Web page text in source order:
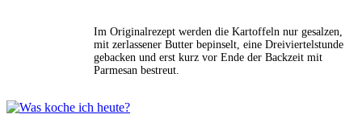
Im Originalrezept werden die Kartoffeln nur gesalzen,
mit zerlassener Butter bepinselt, eine Dreiviertelstunde
gebacken und erst kurz vor Ende der Backzeit mit
Parmesan bestreut.